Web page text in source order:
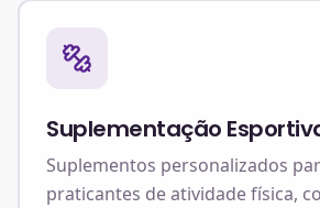
Suplementação
Suplementos personalizados
praticantes de atividade física,